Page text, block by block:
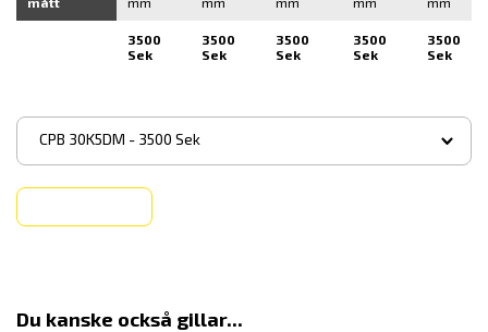
3500
Sek
3500
Sek
3500
Sek
3500
Sek
3500
Sek
CPB 30K5DM - 3500 Sek
▾
Du kanske också gillar...